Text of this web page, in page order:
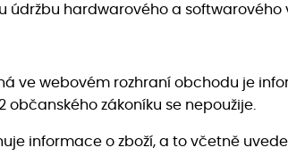
údržbu hardwarového a softwarového
ve webovém rozhraní obchodu je
občanského zákoníku se nepoužije.
informace o zboží, a to včetně